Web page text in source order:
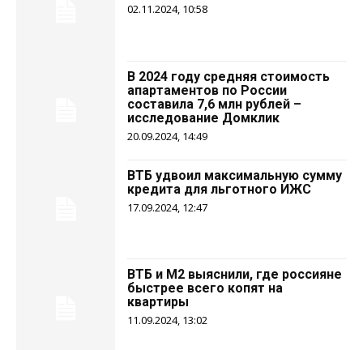
02.11.2024, 10:58
В 2024 году средняя стоимость
апартаментов по России
составила 7,6 млн рублей –
исследование Домклик
20.09.2024, 14:49
ВТБ удвоил максимальную сумму
кредита для льготного ИЖС
17.09.2024, 12:47
ВТБ и М2 выяснили, где россияне
быстрее всего копят на
квартиры
11.09.2024, 13:02